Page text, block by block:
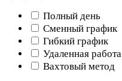
Полный день
Сменный график
Гибкий график
Удаленная работа
Вахтовый метод